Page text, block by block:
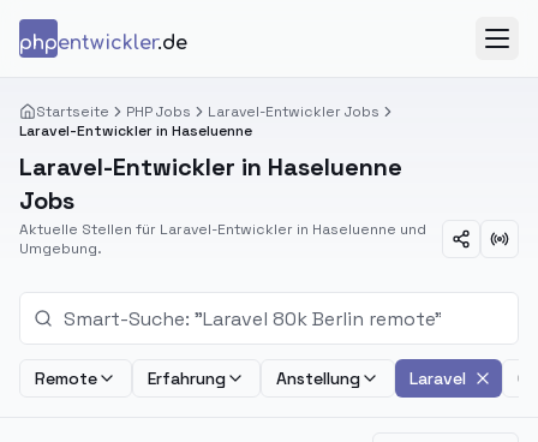
phpentwickler.de
Startseite PHP Jobs
Laravel-Entwickler Jobs
Laravel-Entwickler in Haseluenne
Laravel-Entwickler in Haseluenne
Jobs
Aktuelle Stellen für Laravel-Entwickler in Haseluenne und
Umgebung.
Remote Erfahrung Anstellung Laravel